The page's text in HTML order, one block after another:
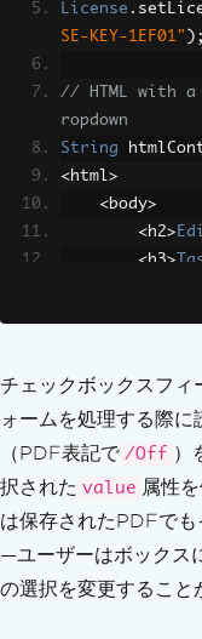
License .
SE-KEY-1EF01" );
// HTML with a
ropdown
String
<html>
<body>
<h2>
<h3>
label
<h3>
<
riority level
<
<
</option >
チェックボックスフィ
ォームを処理する際に
（PDF表記で /Off ）
択された value 属性
は保存されたPDFで
—ユーザーはボックス
の選択を変更すること